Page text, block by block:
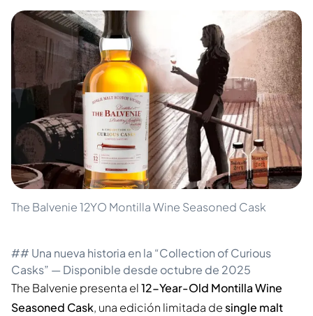
The Balvenie 12YO Montilla Wine Seasoned Cask
## Una nueva historia en la “Collection of Curious
Casks” — Disponible desde octubre de 2025
The Balvenie presenta el12-Year-Old Montilla Wine
Seasoned Cask, una edición limitada desingle malt